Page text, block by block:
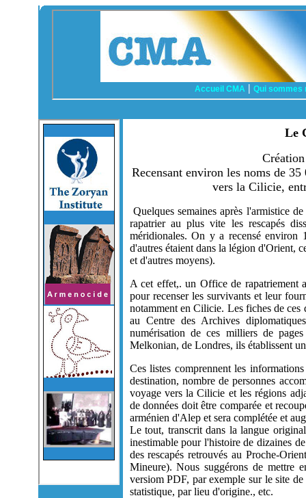
Le
Recensant environ les noms de
vers la Cilicie,
Quelques semaines après l'armistice
rapatrier au plus vite les rescapés
méridionales. On y a recensé environ
d'autres étaient dans la légion d'Orient,
et d'autres moyens).
A cet effet,. un Office de rapatriement
pour recenser les survivants et leur
notamment en Cilicie. Les fiches de ces
au Centre des Archives
numérisation de ces milliers de
Melkonian, de Londres, ils établissent
Ces listes comprennent les
destination, nombre de personnes
voyage vers la Cilicie et les régions
de données doit être comparée et
arménien d'Alep et sera complétée et
Le tout, transcrit dans la langue
inestimable pour l'histoire de dizaines
des rescapés retrouvés au Proche-
Mineure). Nous suggérons de mettre
versiom PDF, par exemple sur le site
statistique, par lieu d'origine., etc.